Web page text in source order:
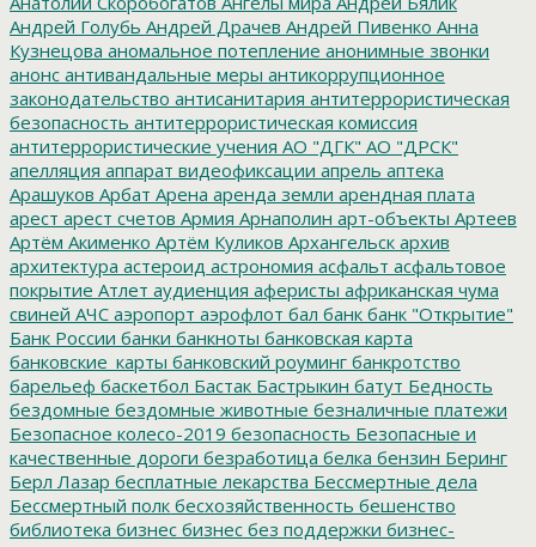
Андрей Голубь Андрей Драчев Андрей Пивенко Анна
Кузнецова аномальное потепление анонимные звонки
анонс антивандальные меры антикоррупционное
законодательство антисанитария антитеррористическая
безопасность антитеррористическая комиссия
антитеррористические учения АО "ДГК" АО "ДРСК"
апелляция аппарат видеофиксации апрель аптека
Арашуков Арбат Арена аренда земли арендная плата
арест арест счетов Армия Арнаполин арт-объекты Артеев
Артём Акименко Артём Куликов Архангельск архив
архитектура астероид астрономия асфальт асфальтовое
покрытие Атлет аудиенция аферисты африканская чума
свиней АЧС аэропорт аэрофлот бал банк банк "Открытие"
Банк России банки банкноты банковская карта
банковские_карты банковский роуминг банкротство
барельеф баскетбол Бастак Бастрыкин батут Бедность
бездомные бездомные животные безналичные платежи
Безопасное колесо-2019 безопасность Безопасные и
качественные дороги безработица белка бензин Беринг
Берл Лазар бесплатные лекарства Бессмертные дела
Бессмертный полк бесхозяйственность бешенство
библиотека бизнес бизнес без поддержки бизнес-